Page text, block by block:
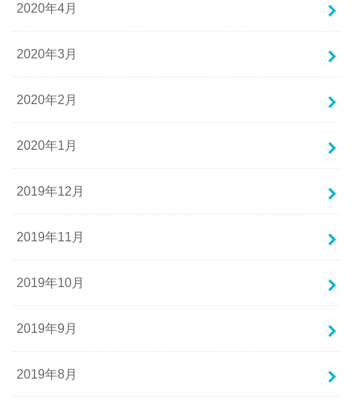
2020年4月
2020年3月
2020年2月
2020年1月
2019年12月
2019年11月
2019年10月
2019年9月
2019年8月